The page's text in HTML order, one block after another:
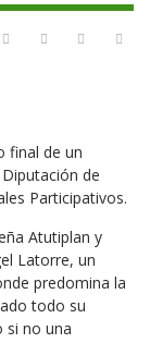
final de un
de
Participativos.
Atutiplan y
Latorre, un
predomina la
todo su
si no una